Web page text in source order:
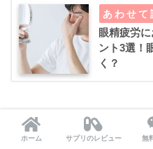
眼精疲労
ント3選！
く？
目を守る働きがある
ホーム サプリのレビュー 無